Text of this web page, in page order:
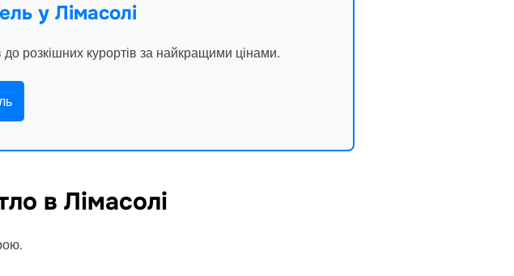
у Лімасолі
розкішних курортів за найкращими цінами.
в Лімасолі